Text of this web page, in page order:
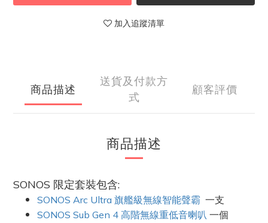
加入追蹤清單
商品描述
送貨及付款方
式
顧客評價
商品描述
SONOS 限定套裝包含:
SONOS Arc Ultra 旗艦級無線智能聲霸 一支
SONOS Sub Gen 4 高階無線重低音喇叭 一個